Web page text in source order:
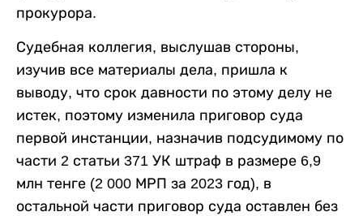
прокурора.
Судебная коллегия, выслушав стороны,
изучив все материалы дела, пришла к
выводу, что срок давности по этому делу не
истек, поэтому изменила приговор суда
первой инстанции, назначив подсудимому по
части 2 статьи 371 УК штраф в размере 6,9
млн тенге (2 000 МРП за 2023 год), в
остальной части приговор суда оставлен без